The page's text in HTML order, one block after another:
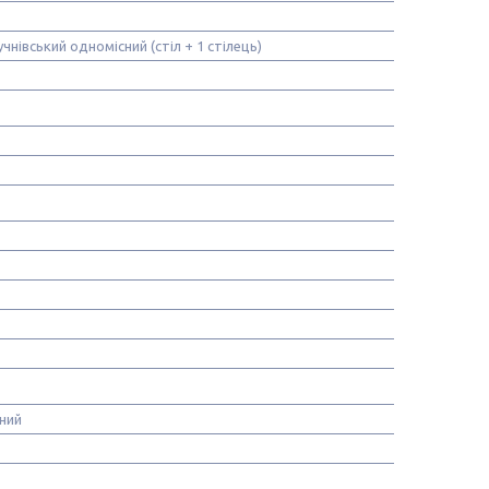
одномісний (стіл + 1 стілець)